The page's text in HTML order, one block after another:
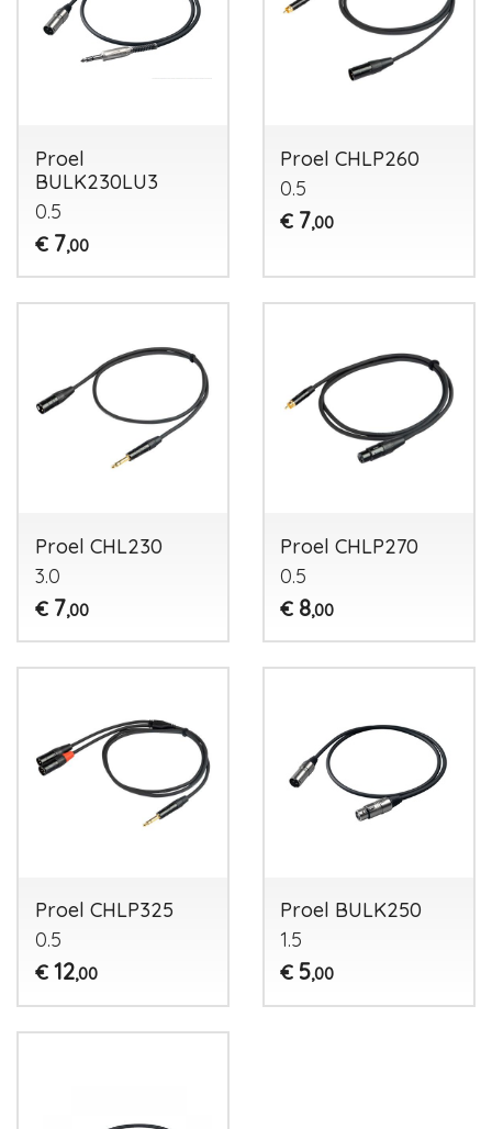
Proel
BULK230LU3
0.5
€ 7,00
Proel CHLP260
0.5
€ 7,00
Proel CHL230
3.0
€ 7,00
Proel CHLP270
0.5
€ 8,00
Proel CHLP325
0.5
€ 12,00
Proel BULK250
1.5
€ 5,00